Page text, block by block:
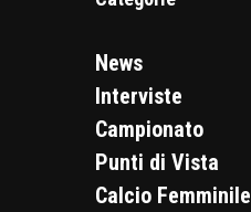
News
Interviste
Campionato
Punti di Vista
Calcio Femminile